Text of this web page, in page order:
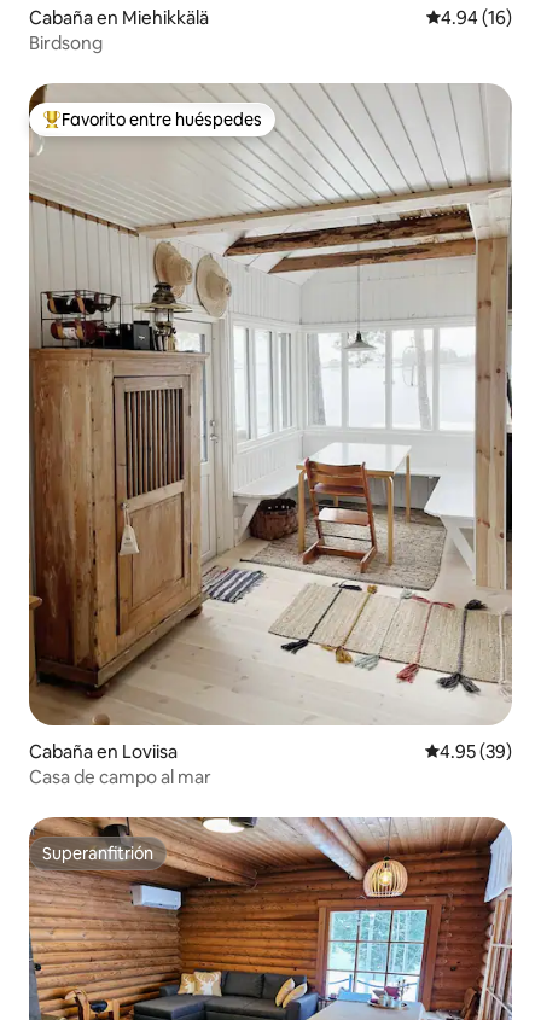
Cabaña en Miehikkälä Calificación
4.94 (16)
Birdsong
Favorito entre huéspedes preferido
Favorito entre huéspedes
Cabaña en Loviisa Calificación
4.95 (39)
Casa de campo al mar
Superanfitrión
Superanfitrión